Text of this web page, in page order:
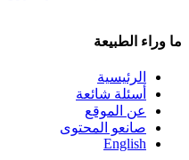
ما وراء الطبيعة
الرئيسية
أسئلة شائعة
عن الموقع
صانعو المحتوى
English